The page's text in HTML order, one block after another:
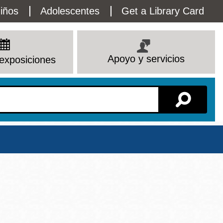
Adolescentes Get a Library Card
Apoyo y servicios